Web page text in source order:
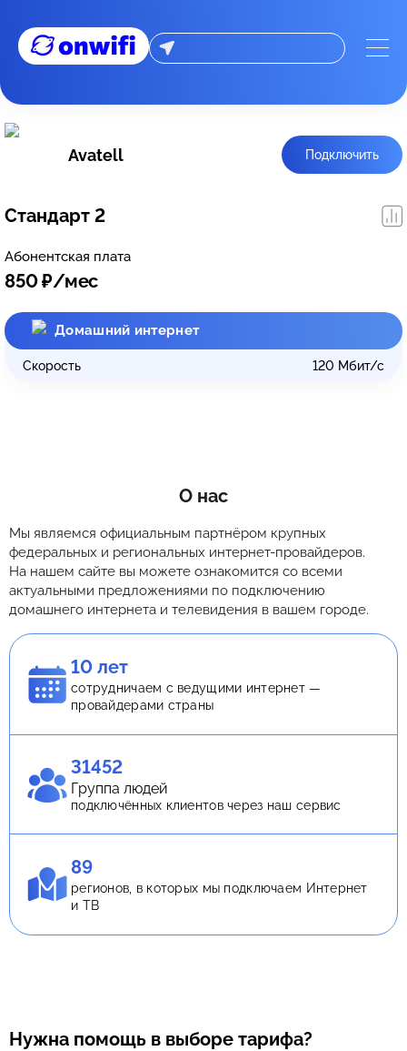
Avatell Подключить
Стандарт 2
Абонентская плата
850₽/мес
Домашний интернет
Скорость 120 Мбит/с
О нас
Мы являемся официальным партнёром крупных
федеральных и региональных интернет-провайдеров.
На нашем сайте вы можете ознакомится со всеми
актуальными предложениями по подключению
домашнего интернета и телевидения в вашем городе.
10 лет
сотрудничаем с ведущими интернет —
провайдерами страны
31452
Группа людей
подключённых клиентов через наш сервис
89
регионов, в которых мы подключаем Интернет
и ТВ
Нужна помощь в выборе тарифа?